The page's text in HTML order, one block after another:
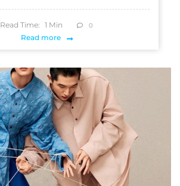
Read Time: 1 Min 0
Read more